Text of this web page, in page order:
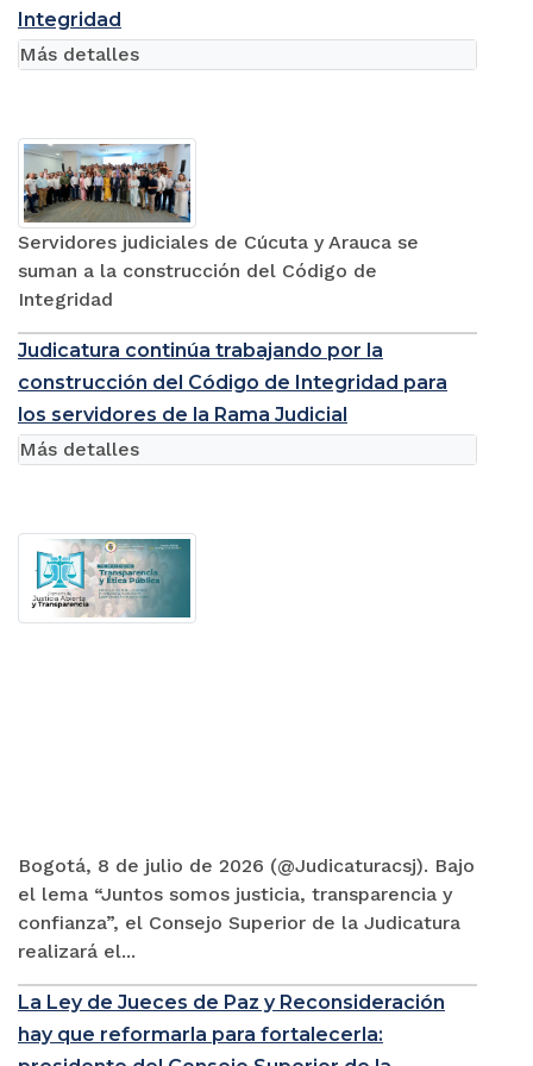
Integridad
Servidores judiciales de Cúcuta y Arauca se
suman a la construcción del Código de
Integridad
Más detalles
Judicatura continúa trabajando por la
construcción del Código de Integridad para
los servidores de la Rama Judicial
Bogotá, 8 de julio de 2026 (@Judicaturacsj). Bajo
el lema “Juntos somos justicia, transparencia y
confianza”, el Consejo Superior de la Judicatura
realizará el...
Más detalles
La Ley de Jueces de Paz y Reconsideración
hay que reformarla para fortalecerla: